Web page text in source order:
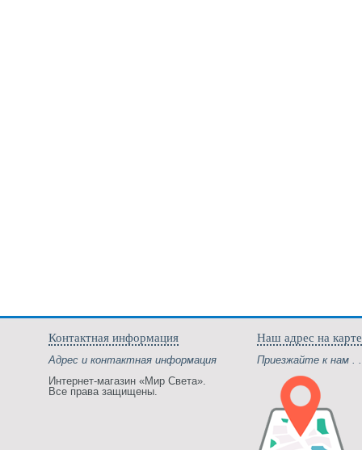
Контактная информация
Адрес и контактная информация
Интернет-магазин «Мир Света».
Все права защищены.
Наш адрес на карте
Приезжайте к нам .